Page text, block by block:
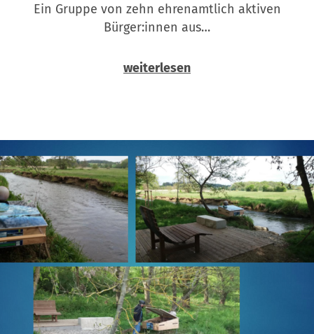
Ein Gruppe von zehn ehrenamtlich aktiven
Bürger:innen aus…
weiterlesen